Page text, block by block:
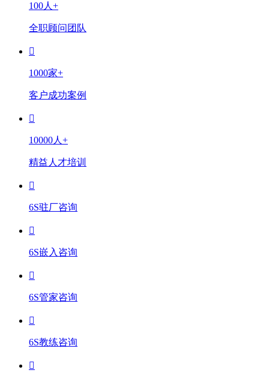
100人+
全职顾问团队
1000家+
客户成功案例
10000人+
精益人才培训
6S驻厂咨询
6S嵌入咨询
6S管家咨询
6S教练咨询